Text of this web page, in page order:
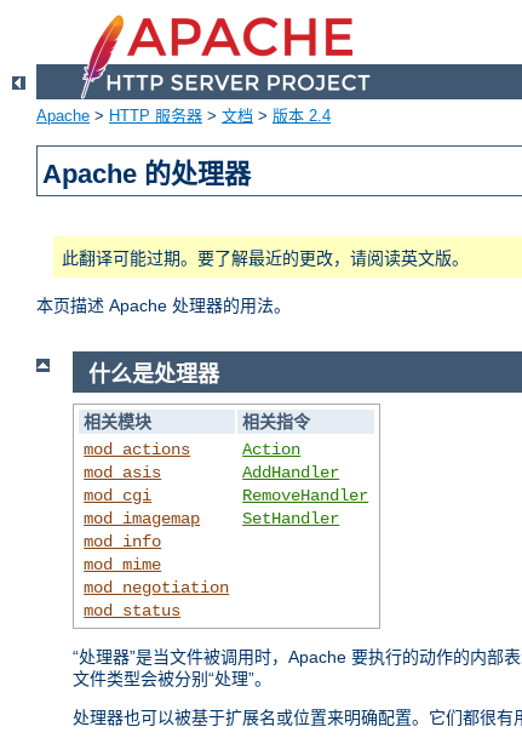
Apache > HTTP 服务器 > 文档 > 版本 2.4
Apache 的处理器
此翻译可能过期。要了解最近的更改，请阅读英文版。
本页描述 Apache 处理器的用法。
什么是处理器
相关模块
相关指令
mod_actions
mod_asis
mod_cgi
mod_imagemap
mod_info
mod_mime
mod_negotiation
mod_status
Action
AddHandler
RemoveHandler
SetHandler
“处理器”是当文件被调用时，Apache 要执行的动作的内部
文件类型会被分别“处理”。
处理器也可以被基于扩展名或位置来明确配置。它们都很